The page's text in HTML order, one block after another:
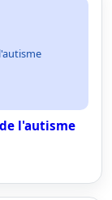
l'autisme